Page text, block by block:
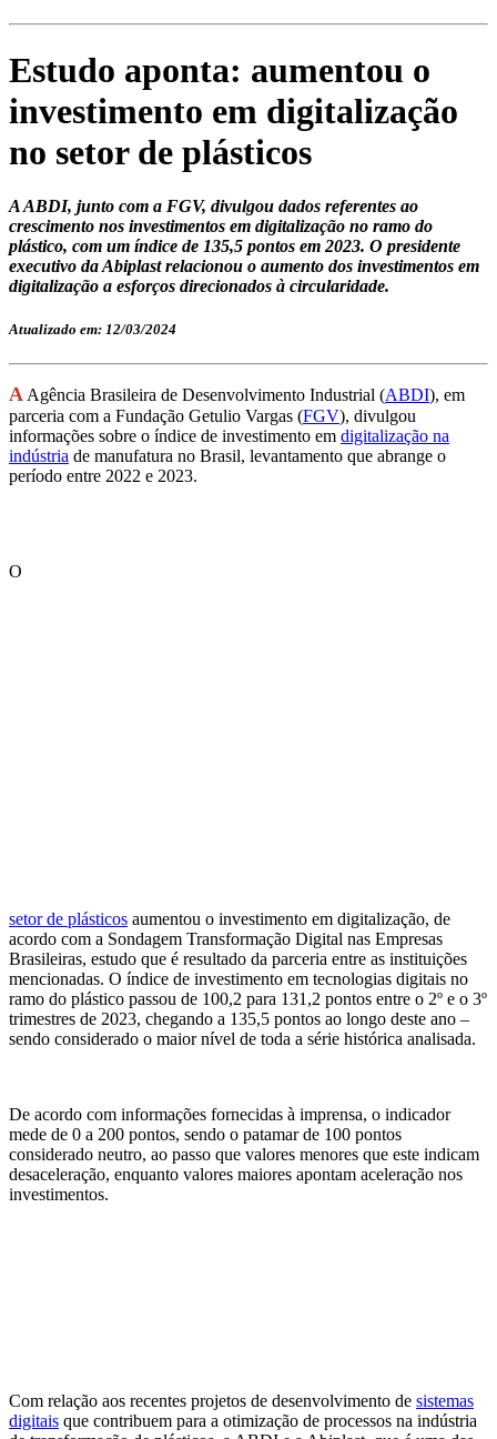
Estudo aponta: aumentou o
investimento em digitalização
no setor de plásticos
A ABDI, junto com a FGV, divulgou dados referentes ao
crescimento nos investimentos em digitalização no ramo do
plástico, com um índice de 135,5 pontos em 2023. O presidente
executivo da Abiplast relacionou o aumento dos investimentos em
digitalização a esforços direcionados à circularidade.
Atualizado em: 12/03/2024
AAgência Brasileira de Desenvolvimento Industrial (ABDI), em
parceria com a Fundação Getulio Vargas (FGV), divulgou
informações sobre o índice de investimento em digitalização na
indústria de manufatura no Brasil, levantamento que abrange o
período entre 2022 e 2023.
O
setor de plásticos aumentou o investimento em digitalização, de
acordo com a Sondagem Transformação Digital nas Empresas
Brasileiras, estudo que é resultado da parceria entre as instituições
mencionadas. O índice de investimento em tecnologias digitais no
ramo do plástico passou de 100,2 para 131,2 pontos entre o 2º e o 3º
trimestres de 2023, chegando a 135,5 pontos ao longo deste ano –
sendo considerado o maior nível de toda a série histórica analisada.
De acordo com informações fornecidas à imprensa, o indicador
mede de 0 a 200 pontos, sendo o patamar de 100 pontos
considerado neutro, ao passo que valores menores que este indicam
desaceleração, enquanto valores maiores apontam aceleração nos
investimentos.
Com relação aos recentes projetos de desenvolvimento de sistemas
digitais que contribuem para a otimização de processos na indústria